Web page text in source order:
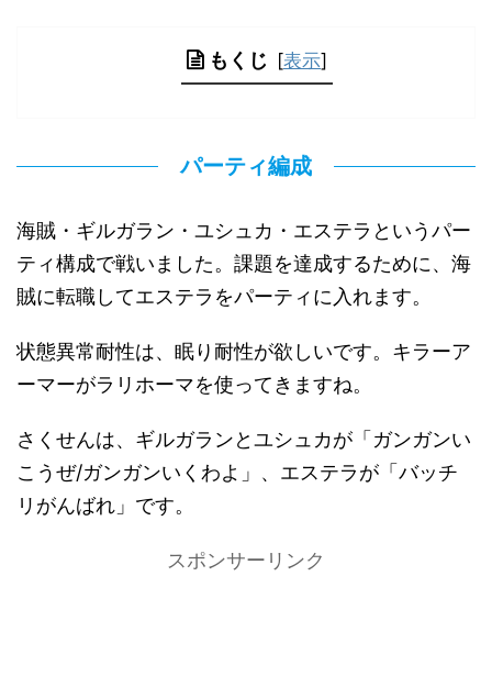
もくじ [表示]
パーティ編成
海賊・ギルガラン・ユシュカ・エステラというパー
ティ構成で戦いました。課題を達成するために、海
賊に転職してエステラをパーティに入れます。
状態異常耐性は、眠り耐性が欲しいです。キラーア
ーマーがラリホーマを使ってきますね。
さくせんは、ギルガランとユシュカが「ガンガンい
こうぜ/ガンガンいくわよ」、エステラが「バッチ
リがんばれ」です。
スポンサーリンク